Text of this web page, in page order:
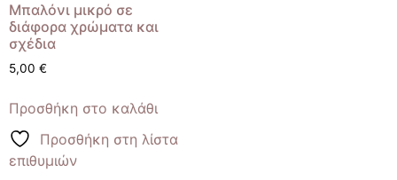
Μπαλόνι μικρό σε
διάφορα χρώματα και
σχέδια
5,00 €
Προσθήκη στο καλάθι
Προσθήκη στη λίστα
επιθυμιών